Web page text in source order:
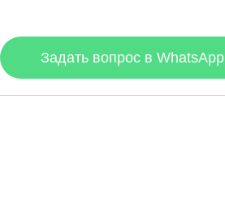
Задать вопрос в WhatsApp